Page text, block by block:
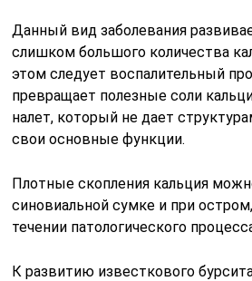
Данный вид заболевания
слишком большого количества
этом следует воспалительный
превращает полезные соли
налет, который не дает
свои основные функции.
Плотные скопления кальция
синовиальной сумке и при
течении патологического
К развитию известкового